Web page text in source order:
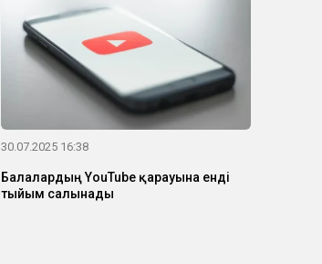
30.07.2025 16:38
Балалардың YouTube қарауына енді
тыйым салынады